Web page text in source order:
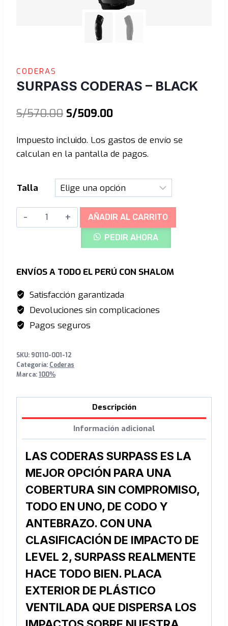
CODERAS
SURPASS CODERAS – BLACK
S/570.00 El
original
S/570.00.
S/509.00El
actual
S/509.00.
Impuesto incluido. Los gastos de envío se
calculan en la pantalla de pagos.
Talla
Surpass
Coderas
cantidad
AÑADIR AL CARRITO
PEDIR AHORA
ENVÍOS A TODO EL PERÚ CON SHALOM
Satisfacción garantizada
Devoluciones sin complicaciones
Pagos seguros
SKU: 90110-001-12
Categoría: Coderas
Marca:100%
Descripción
Información adicional
LAS CODERAS SURPASS ES LA
MEJOR OPCIÓN PARA UNA
COBERTURA SIN COMPROMISO,
TODO EN UNO, DE CODO Y
ANTEBRAZO. CON UNA
CLASIFICACIÓN DE IMPACTO DE
LEVEL 2, SURPASS REALMENTE
HACE TODO BIEN. PLACA
EXTERIOR DE PLÁSTICO
VENTILADA QUE DISPERSA LOS